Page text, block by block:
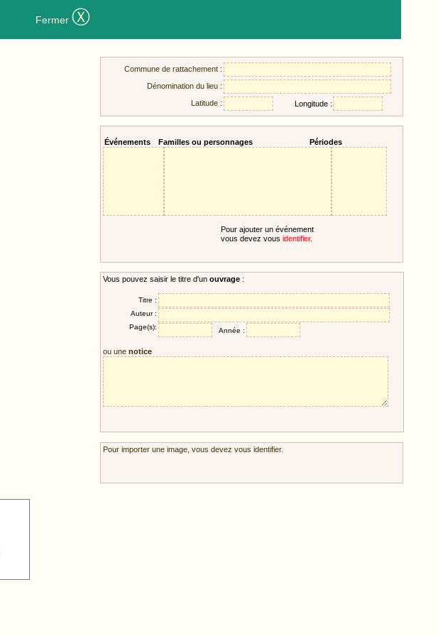
Fermer Ⓧ
Commune de rattachement :
Dénomination du lieu :
Latitude :
Longitude :
Événements Familles ou personnages Périodes
Pour ajouter un événement
vous devez vous identifier.
Vous pouvez saisir le titre d'un ouvrage :
Titre :
Auteur :
Page(s):
Année :
ou une notice
Pour importer une image, vous devez vous identifier.